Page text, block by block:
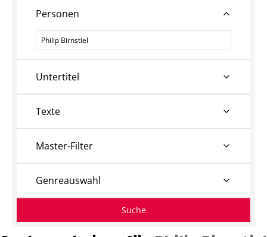
Personen
Personen
Untertitel
Texte
Master-Filter
Genreauswahl
Suche